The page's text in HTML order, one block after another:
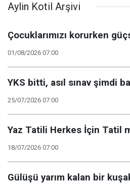
Aylin Kotil Arşivi
Çocuklarımızı korurken
01/08/2026 07:00
YKS bitti, asıl sınav şimdi
25/07/2026 07:00
Yaz Tatili Herkes İçin Tatil
18/07/2026 07:00
Gülüşü yarım kalan bir